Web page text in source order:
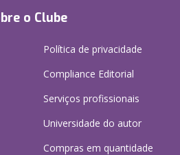
o Clube
Política de privacidade
Compliance Editorial
Serviços profissionais
Universidade do autor
Compras em quantidade